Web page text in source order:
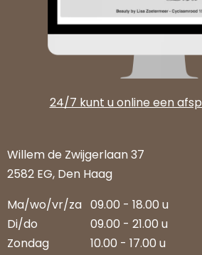
24/7 kunt u online een
Willem de Zwijgerlaan 37
2582 EG, Den Haag
Ma/wo/vr/za 09.00 - 18.00 u
Di/do
09.00 - 21.00 u
Zondag
10.00 - 17.00 u